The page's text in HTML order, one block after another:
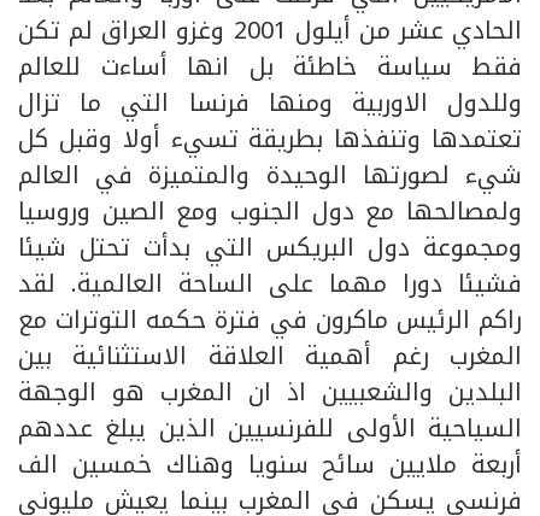
الحادي عشر من أيلول 2001 وغزو العراق لم تكن
فقط سياسة خاطئة بل انها أساءت للعالم
وللدول الاوربية ومنها فرنسا التي ما تزال
تعتمدها وتنفذها بطريقة تسيء أولا وقبل كل
شيء لصورتها الوحيدة والمتميزة في العالم
ولمصالحها مع دول الجنوب ومع الصين وروسيا
ومجموعة دول البريكس التي بدأت تحتل شيئا
فشيئا دورا مهما على الساحة العالمية. لقد
راكم الرئيس ماكرون في فترة حكمه التوترات مع
المغرب رغم أهمية العلاقة الاستثنائية بين
البلدين والشعبيين اذ ان المغرب هو الوجهة
السياحية الأولى للفرنسيين الذين يبلغ عددهم
أربعة ملايين سائح سنويا وهناك خمسين الف
فرنسي يسكن في المغرب بينما يعيش مليوني